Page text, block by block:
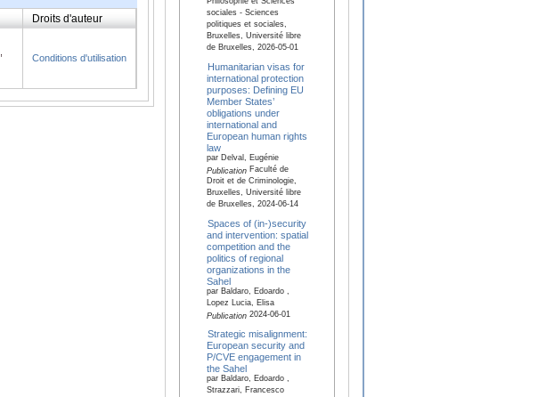
Droits d'auteur
Conditions d'utilisation
sociales - Sciences
politiques et sociales,
Bruxelles, Université libre
de Bruxelles, 2026-05-01
Humanitarian visas for
international protection
purposes: Defining EU
Member States’
obligations under
international and
European human rights
law
par Delval, Eugénie
PublicationFaculté de
Droit et de Criminologie,
Bruxelles, Université libre
de Bruxelles, 2024-06-14
Spaces of (in-)security
and intervention: spatial
competition and the
politics of regional
organizations in the
Sahel
par Baldaro, Edoardo ,
Lopez Lucia, Elisa
Publication2024-06-01
Strategic misalignment:
European security and
P/CVE engagement in
the Sahel
par Baldaro, Edoardo ,
Strazzari, Francesco